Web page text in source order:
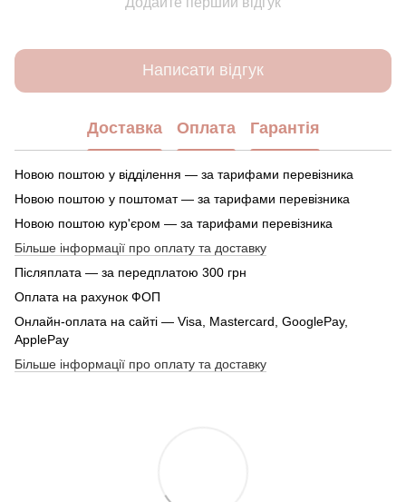
Написати відгук
Доставка Оплата Гарантія
Новою поштою у відділення — за тарифами перевізника
Новою поштою у поштомат — за тарифами перевізника
Новою поштою кур'єром — за тарифами перевізника
Більше інформації про оплату та доставку
Післяплата — за передплатою 300 грн
Оплата на рахунок ФОП
Онлайн-оплата на сайті — Visa, Mastercard, GooglePay,
ApplePay
Більше інформації про оплату та доставку